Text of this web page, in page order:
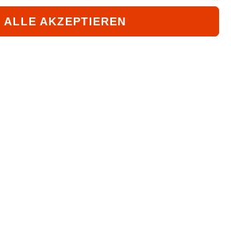
BESTELLEN
ALLE AKZEPTIEREN